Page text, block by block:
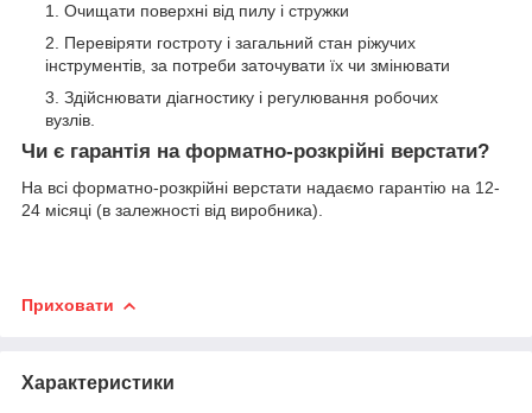
Очищати поверхні від пилу і стружки
Перевіряти гостроту і загальний стан ріжучих
інструментів, за потреби заточувати їх чи змінювати
Здійснювати діагностику і регулювання робочих
вузлів.
Чи є гарантія на форматно-розкрійні верстати?
На всі форматно-розкрійні верстати надаємо гарантію на 12-
24 місяці (в залежності від виробника).
Приховати
Характеристики